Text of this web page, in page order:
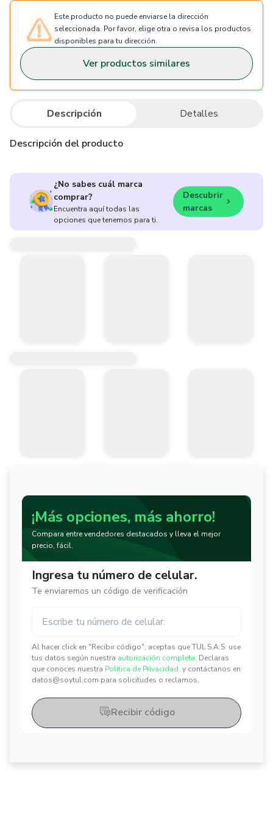
Este producto no puede enviarse la dirección
seleccionada. Por favor, elige otra o revisa los productos
disponibles para tu dirección.
Ver productos similares
Descripción Detalles
Descripción del producto
¿No sabes cuál marca
comprar?
Encuentra aquí todas las
opciones que tenemos para ti.
Descubrir
marcas
¡Más opciones, más ahorro!
Compara entre vendedores destacados y lleva el mejor
precio, fácil.
Ingresa tu número de celular.
Te enviaremos un código de verificación
Al hacer click en "Recibir código", aceptas que TUL S.A.S. use
tus datos según nuestra autorización completa. Declaras
que conoces nuestra Política de Privacidad. y contáctanos en
datos@soytul.com para solicitudes o reclamos.
✕
✕
Recibir código